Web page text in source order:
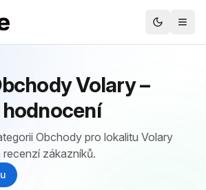
Volary –
Obchody pro lokalitu Volary
zákazníků.